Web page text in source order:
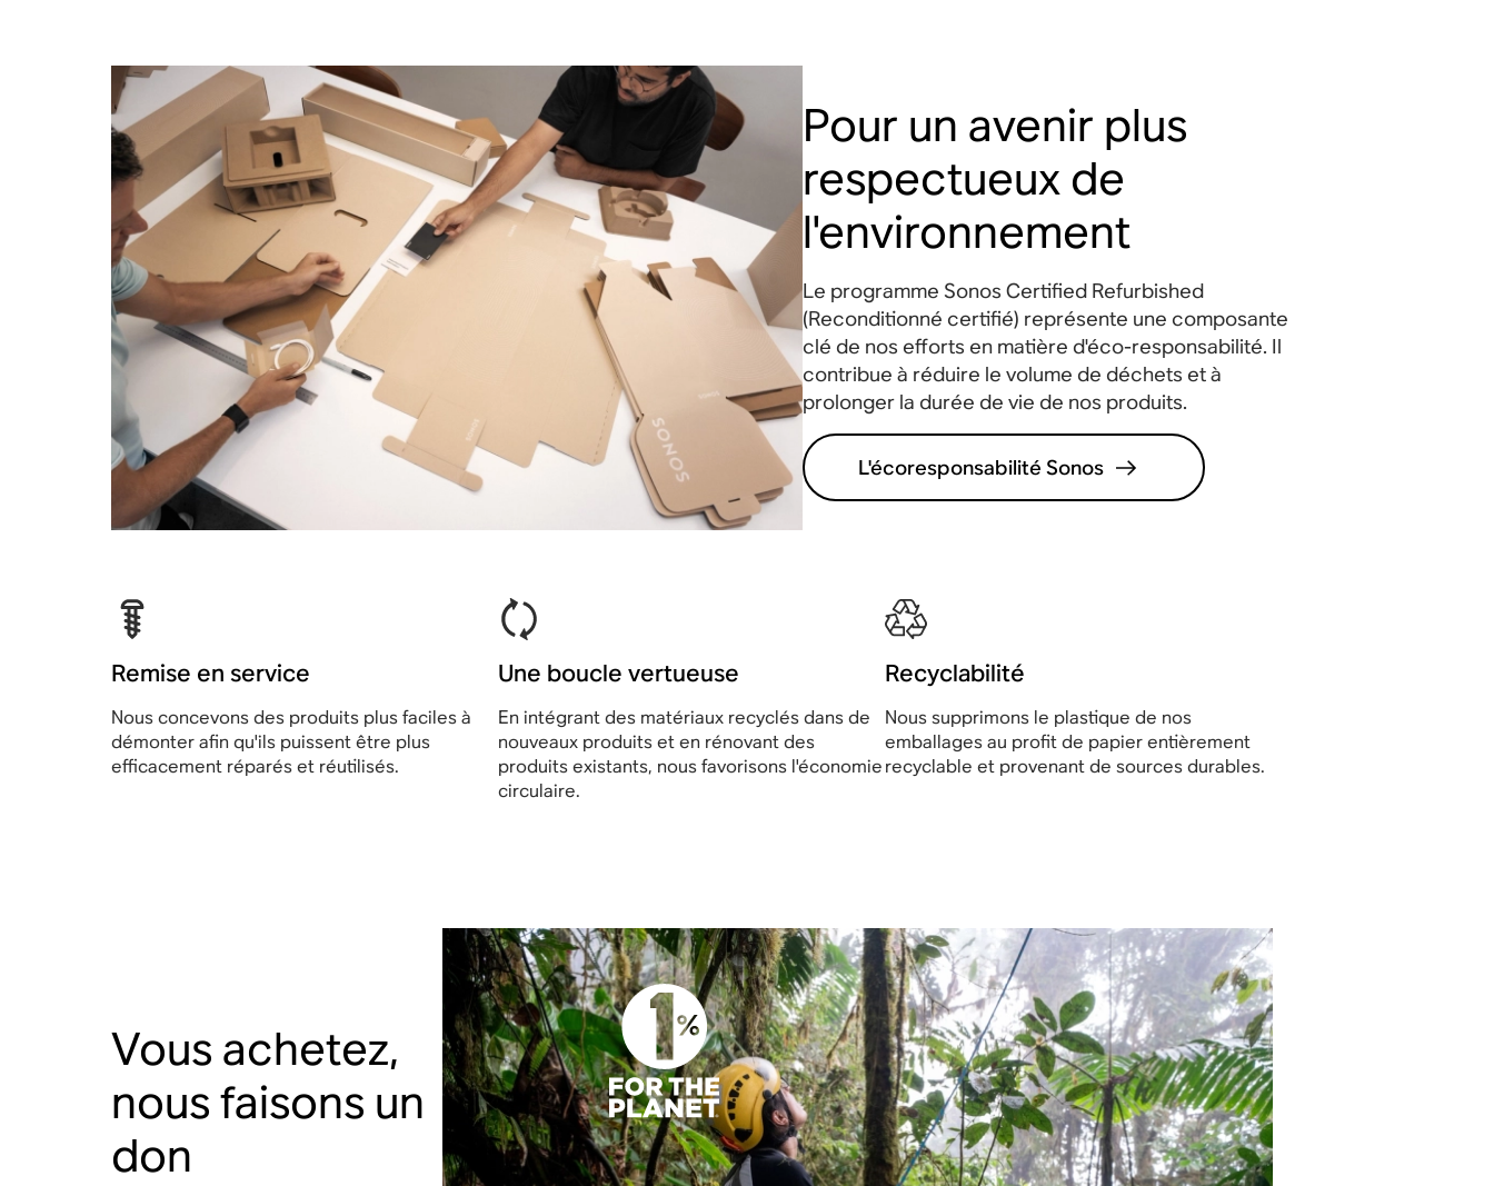
Wi-Fi
Pour un avenir plus
respectueux de
l'environnement
Le programme Sonos Certified Refurbished
(Reconditionné certifié) représente une composante
clé de nos efforts en matière d'éco-responsabilité. Il
contribue à réduire le volume de déchets et à
prolonger la durée de vie de nos produits.
L'écoresponsabilité Sonos
Remise en service
Nous concevons des produits plus faciles à
démonter afin qu'ils puissent être plus
efficacement réparés et réutilisés.
Une boucle vertueuse
En intégrant des matériaux recyclés dans de
nouveaux produits et en rénovant des
produits existants, nous favorisons l'économie
circulaire.
Recyclabilité
Nous supprimons le plastique de nos
emballages au profit de papier entièrement
recyclable et provenant de sources durables.
Vous achetez,
nous faisons un
don